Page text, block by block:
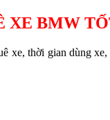
XE BMW
xe, thời gian dùng